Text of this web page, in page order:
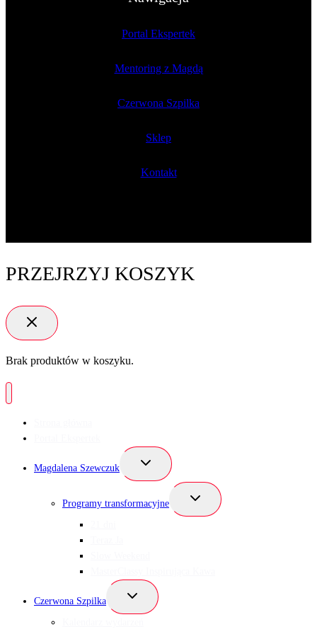
Portal Ekspertek
Mentoring z Magdą
Czerwona Szpilka
Sklep
Kontakt
PRZEJRZYJ KOSZYK
Brak produktów w koszyku.
Magdalena Szewczuk
Przełącz
podrzędne
Programy transformacyjne
Przełącz
podrzędne
Czerwona Szpilka
Przełącz
podrzędne